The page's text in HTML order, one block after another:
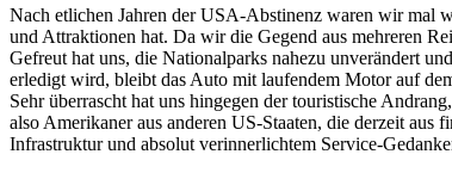
Nach etlichen Jahren der USA-Abstinenz waren wir mal
und Attraktionen hat. Da wir die Gegend aus mehreren
Gefreut hat uns, die Nationalparks nahezu unverändert
erledigt wird, bleibt das Auto mit laufendem Motor auf
Sehr überrascht hat uns hingegen der touristische
also Amerikaner aus anderen US-Staaten, die derzeit aus
Infrastruktur und absolut verinnerlichtem Service-